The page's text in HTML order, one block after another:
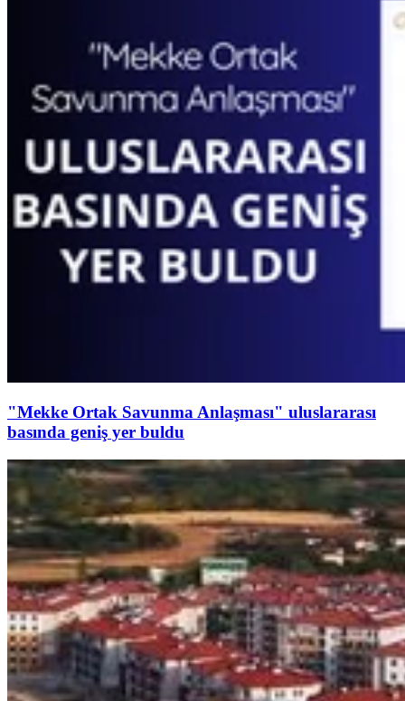
"Mekke Ortak Savunma Anlaşması" uluslararası
basında geniş yer buldu